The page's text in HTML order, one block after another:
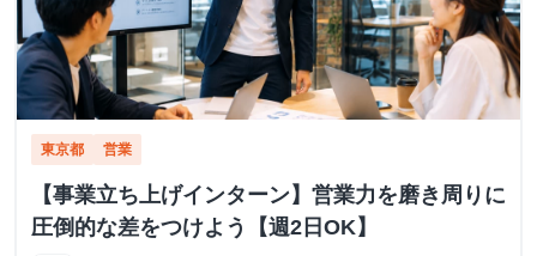
東京都 営業
【事業立ち上げインターン】営業力を磨き周りに
圧倒的な差をつけよう【週2日OK】